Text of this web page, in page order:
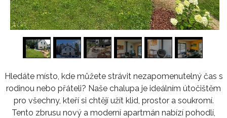
1/16
Hledáte místo, kde můžete strávit nezapomenutelný čas s
rodinou nebo přáteli? Naše chalupa je ideálním útočištěm
pro všechny, kteří si chtějí užít klid, prostor a soukromí.
Tento zbrusu nový a moderní apartmán nabízí pohodlí,